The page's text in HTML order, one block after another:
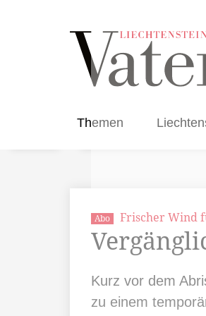
Themen
Abo Frischer Wind
Kurz vor dem
zu einem